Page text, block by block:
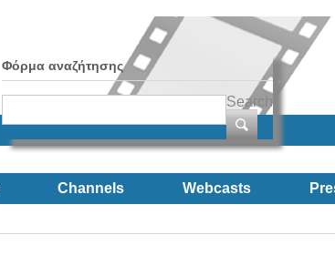
Φόρμα αναζήτησης
Search
Channels Webcasts